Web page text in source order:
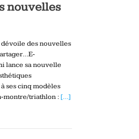
nouvelles
des nouvelles
lance sa nouvelle
ses cinq modèles
triathlon : […]